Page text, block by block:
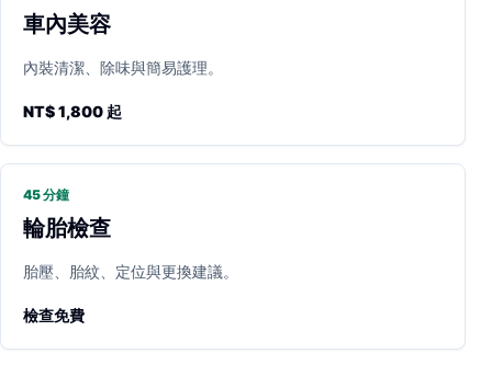
車內美容
內裝清潔、除味與簡易護理。
NT$ 1,800 起
45 分鐘
輪胎檢查
胎壓、胎紋、定位與更換建議。
檢查免費